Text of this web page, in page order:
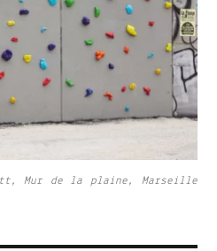
Mur de la plaine, Marseille